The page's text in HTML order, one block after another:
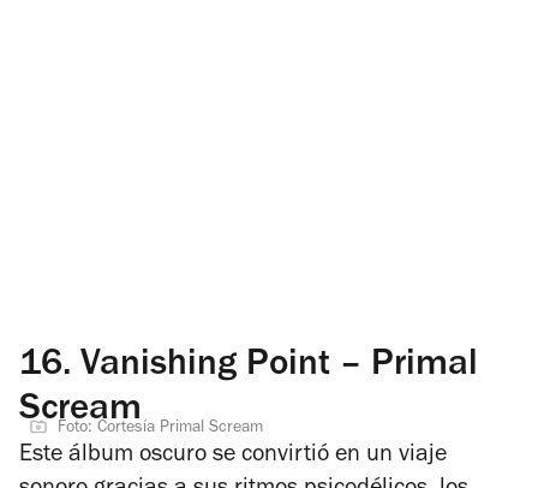
16. Vanishing Point – Primal
Scream
Foto: Cortesía Primal Scream
Este álbum oscuro se convirtió en un viaje